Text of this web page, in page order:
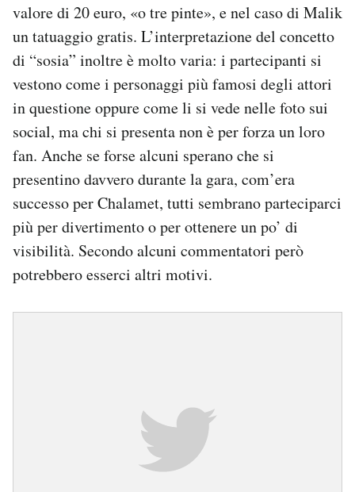
valore di 20 euro, «o tre pinte», e nel caso di Malik
un tatuaggio gratis. L’interpretazione del concetto
di “sosia” inoltre è molto varia: i partecipanti si
vestono come i personaggi più famosi degli attori
in questione oppure come li si vede nelle foto sui
social, ma chi si presenta non è per forza un loro
fan. Anche se forse alcuni sperano che si
presentino davvero durante la gara, com’era
successo per Chalamet, tutti sembrano parteciparci
più per divertimento o per ottenere un po’ di
visibilità. Secondo alcuni commentatori però
potrebbero esserci altri motivi.